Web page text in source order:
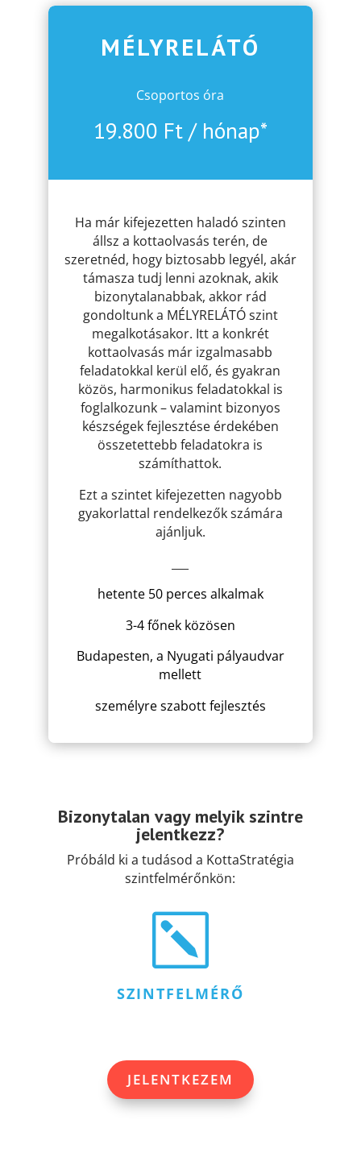
MÉLYRELÁTÓ
Csoportos óra
19.800 Ft / hónap*
Ha már kifejezetten haladó szinten
állsz a kottaolvasás terén, de
szeretnéd, hogy biztosabb legyél, akár
támasza tudj lenni azoknak, akik
bizonytalanabbak, akkor rád
gondoltunk a MÉLYRELÁTÓ szint
megalkotásakor. Itt a konkrét
kottaolvasás már izgalmasabb
feladatokkal kerül elő, és gyakran
közös, harmonikus feladatokkal is
foglalkozunk – valamint bizonyos
készségek fejlesztése érdekében
összetettebb feladatokra is
számíthattok.
Ezt a szintet kifejezetten nagyobb
gyakorlattal rendelkezők számára
ajánljuk.
hetente 50 perces alkalmak
3-4 főnek közösen
Budapesten, a Nyugati pályaudvar
mellett
személyre szabott fejlesztés
Bizonytalan vagy melyik szintre
jelentkezz?
Próbáld ki a tudásod a KottaStratégia
szintfelmérőnkön:
k
SZINTFELMÉRŐ
JELENTKEZEM